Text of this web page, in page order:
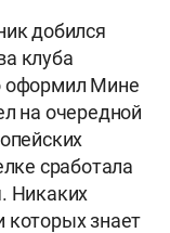
добился
клуба
оформил Мине
на очередной
сработала
Никаких
которых знает